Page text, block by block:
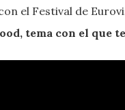
el Festival de
tema con el que